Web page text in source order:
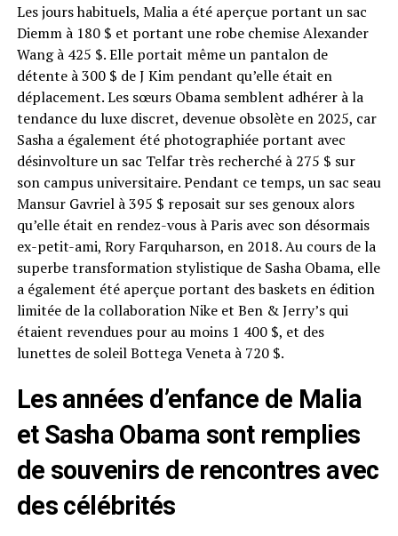
Les jours habituels, Malia a été aperçue portant un sac
Diemm à 180 $ et portant une robe chemise Alexander
Wang à 425 $. Elle portait même un pantalon de
détente à 300 $ de J Kim pendant qu’elle était en
déplacement. Les sœurs Obama semblent adhérer à la
tendance du luxe discret, devenue obsolète en 2025, car
Sasha a également été photographiée portant avec
désinvolture un sac Telfar très recherché à 275 $ sur
son campus universitaire. Pendant ce temps, un sac seau
Mansur Gavriel à 395 $ reposait sur ses genoux alors
qu’elle était en rendez-vous à Paris avec son désormais
ex-petit-ami, Rory Farquharson, en 2018. Au cours de la
superbe transformation stylistique de Sasha Obama, elle
a également été aperçue portant des baskets en édition
limitée de la collaboration Nike et Ben & Jerry’s qui
étaient revendues pour au moins 1 400 $, et des
lunettes de soleil Bottega Veneta à 720 $.
Les années d’enfance de Malia
et Sasha Obama sont remplies
de souvenirs de rencontres avec
des célébrités